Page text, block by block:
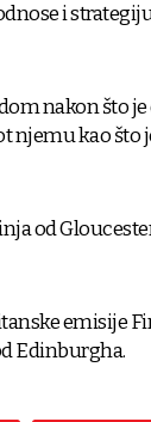
i
nakon što
njemu kao što
od
emisije
Edinburgha.